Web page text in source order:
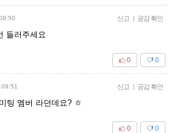
신고 | 공감 확인
들러주세요
0
0
신고 | 공감 확인
팅 멤버 라던데요? ㅎ
0
0